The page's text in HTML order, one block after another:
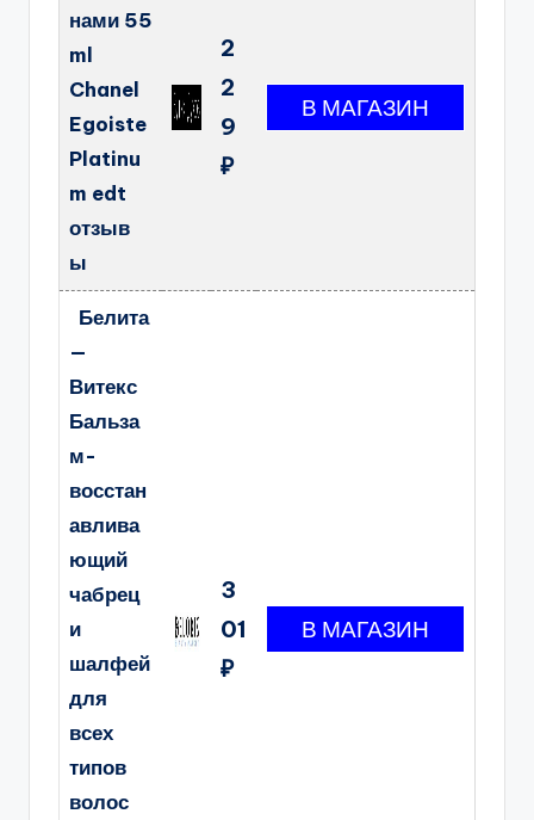
нами 55
ml
Chanel
Egoiste
Platinu
m edt
отзыв
ы
2
2
9
₽
Белита
—
Витекс
Бальза
м-
восстан
авлива
ющий
чабрец
и
шалфей
для
всех
типов
волос
3
01
₽